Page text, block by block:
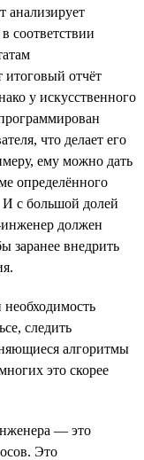
анализирует
соответствии
итоговый отчёт
у искусственного
что делает его
ему можно дать
определённого
И с большой долей
должен
заранее внедрить
следить
алгоритмы
это скорее
— это
Это